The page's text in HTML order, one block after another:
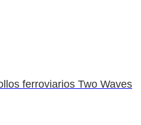
ferroviarios Two Waves